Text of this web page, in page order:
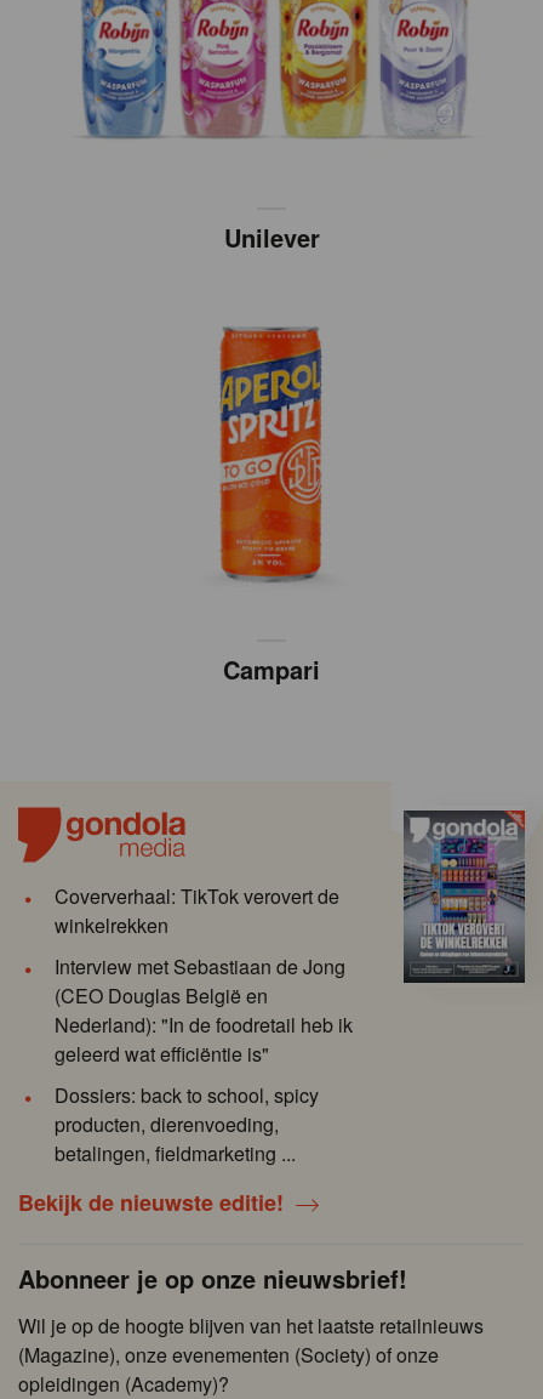
Unilever
Campari
Coververhaal: TikTok verovert de
winkelrekken
Interview met Sebastiaan de Jong
(CEO Douglas België en
Nederland): "In de foodretail heb ik
geleerd wat efficiëntie is"
Dossiers: back to school, spicy
producten, dierenvoeding,
betalingen, fieldmarketing ...
Bekijk de nieuwste editie!
Abonneer je op onze nieuwsbrief!
Wil je op de hoogte blijven van het laatste retailnieuws
(Magazine), onze evenementen (Society) of onze
opleidingen (Academy)?